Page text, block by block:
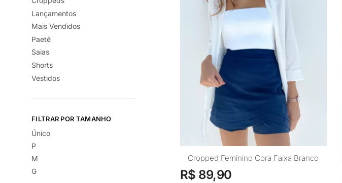
Cropped Feminino Cora Faixa Branco
R$ 89,90
Este
produto
Lançamentos
Mais Vendidos
Paetê
Saias
Shorts
Vestidos
FILTRAR POR TAMANHO
Único
P
M
G